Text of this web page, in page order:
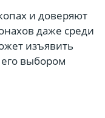
и доверяют
даже среди
изъявить
выбором